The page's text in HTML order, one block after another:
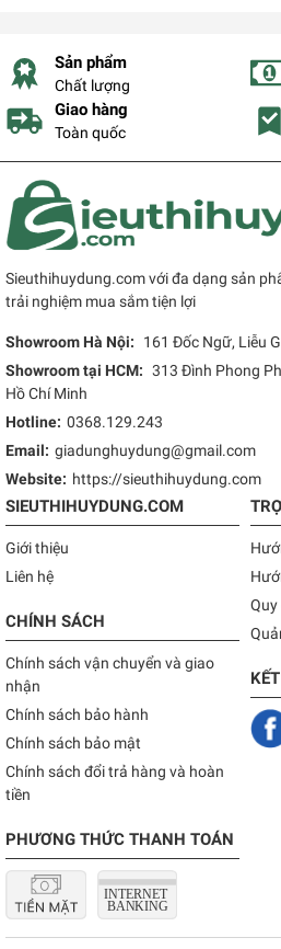
Sản phẩm
Chất lượng
Giao hàng
Toàn quốc
Sieuthihuydung.com với đa dạng sản
trải nghiệm mua sắm tiện lợi
Showroom Hà Nội:
161 Đốc Ngữ, Liễu
Showroom tại HCM: 313 Đình Phong
Hồ Chí Minh
Hotline: 0368.129.243
Email: giadunghuydung@gmail.com
Website: https://sieuthihuydung.com
SIEUTHIHUYDUNG.COM
Giới thiệu
Liên hệ
CHÍNH SÁCH
Chính sách vận chuyển và giao
nhận
Chính sách bảo hành
Chính sách bảo mật
Chính sách đổi trả hàng và hoàn
tiền
PHƯƠNG THỨC THANH TOÁN